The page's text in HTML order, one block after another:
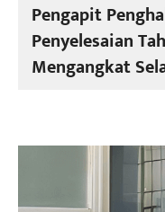
Pengapit
Penyelesaian
Mengangkat